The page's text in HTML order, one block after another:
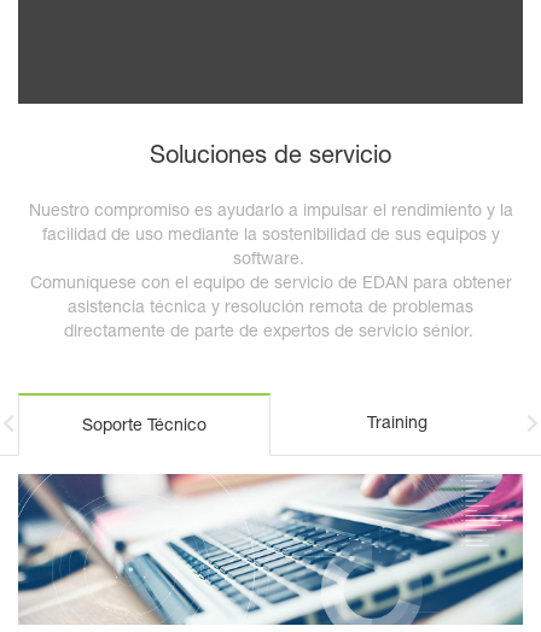
Soluciones de servicio
Nuestro compromiso es ayudarlo a impulsar el rendimiento y la
facilidad de uso mediante la sostenibilidad de sus equipos y
software.
Comuníquese con el equipo de servicio de EDAN para obtener
asistencia técnica y resolución remota de problemas
directamente de parte de expertos de servicio sénior.
Soporte Técnico Training